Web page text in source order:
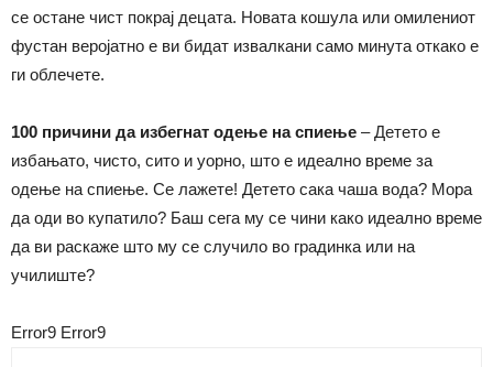
се остане чист покрај децата. Новата кошула или омилениот
фустан веројатно е ви бидат извалкани само минута откако е
ги облечете.
100 причини да избегнат одење на спиење – Детето е
избањато, чисто, сито и уорно, што е идеално време за
одење на спиење. Се лажете! Детето сака чаша вода? Мора
да оди во купатило? Баш сега му се чини како идеално време
да ви раскаже што му се случило во градинка или на
училиште?
Error9 Error9